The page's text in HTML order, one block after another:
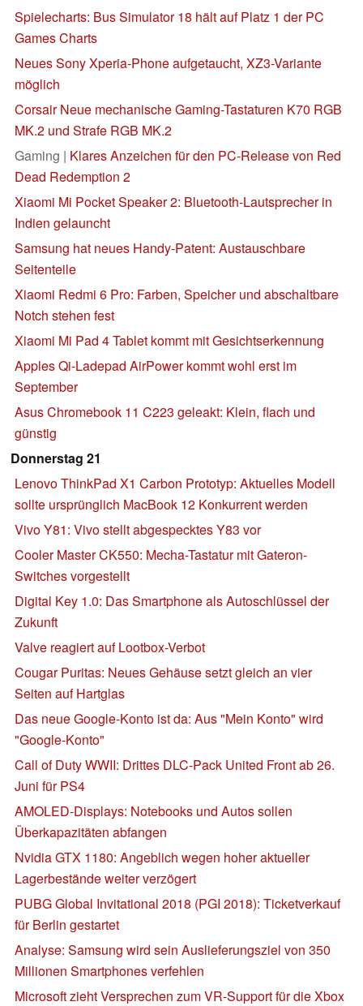
Spielecharts: Bus Simulator 18 hält auf Platz 1 der PC
Games Charts
Neues Sony Xperia-Phone aufgetaucht, XZ3-Variante
möglich
Corsair Neue mechanische Gaming-Tastaturen K70 RGB
MK.2 und Strafe RGB MK.2
Gaming | Klares Anzeichen für den PC-Release von Red
Dead Redemption 2
Xiaomi Mi Pocket Speaker 2: Bluetooth-Lautsprecher in
Indien gelauncht
Samsung hat neues Handy-Patent: Austauschbare
Seitenteile
Xiaomi Redmi 6 Pro: Farben, Speicher und abschaltbare
Notch stehen fest
Xiaomi Mi Pad 4 Tablet kommt mit Gesichtserkennung
Apples Qi-Ladepad AirPower kommt wohl erst im
September
Asus Chromebook 11 C223 geleakt: Klein, flach und
günstig
Donnerstag 21
Lenovo ThinkPad X1 Carbon Prototyp: Aktuelles Modell
sollte ursprünglich MacBook 12 Konkurrent werden
Vivo Y81: Vivo stellt abgespecktes Y83 vor
Cooler Master CK550: Mecha-Tastatur mit Gateron-
Switches vorgestellt
Digital Key 1.0: Das Smartphone als Autoschlüssel der
Zukunft
Valve reagiert auf Lootbox-Verbot
Cougar Puritas: Neues Gehäuse setzt gleich an vier
Seiten auf Hartglas
Das neue Google-Konto ist da: Aus "Mein Konto" wird
"Google-Konto"
Call of Duty WWII: Drittes DLC-Pack United Front ab 26.
Juni für PS4
AMOLED-Displays: Notebooks und Autos sollen
Überkapazitäten abfangen
Nvidia GTX 1180: Angeblich wegen hoher aktueller
Lagerbestände weiter verzögert
PUBG Global Invitational 2018 (PGI 2018): Ticketverkauf
für Berlin gestartet
Analyse: Samsung wird sein Auslieferungsziel von 350
Millionen Smartphones verfehlen
Microsoft zieht Versprechen zum VR-Support für die Xbox